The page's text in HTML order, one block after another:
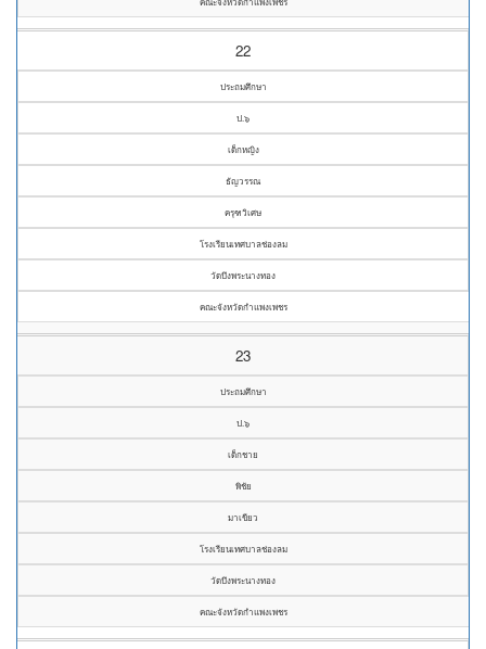
22
ประถมศึกษา
ป.๖
เด็กหญิง
ธัญวรรณ
ครุฑวิเศษ
โรงเรียนเทศบาลช่องลม
วัดบึงพระนางทอง
คณะจังหวัดกำแพงเพชร
23
ประถมศึกษา
ป.๖
เด็กชาย
พิชัย
มาเขียว
โรงเรียนเทศบาลช่องลม
วัดบึงพระนางทอง
คณะจังหวัดกำแพงเพชร